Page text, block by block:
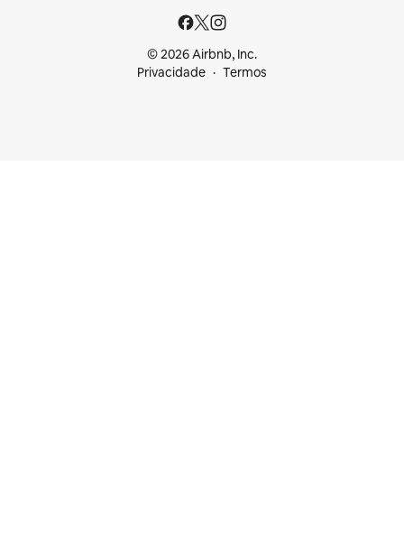
© 2026 Airbnb, Inc.
Privacidade
Termos